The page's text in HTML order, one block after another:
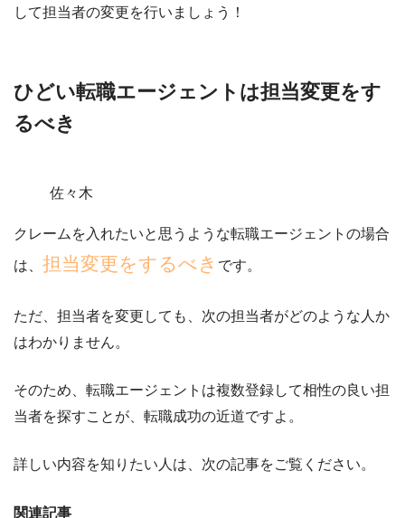
して担当者の変更を行いましょう ！
ひどい転職エージェントは担当変更をす
るべき
佐々木
クレームを入れたいと思うような転職エージェントの場合
は、 担当変更をするべき です。
ただ、担当者を変更しても、次の担当者がどのような人か
はわかりません。
そのため、転職エージェントは複数登録して相性の良い担
当者を探すこと が、転職成功の近道ですよ。
詳しい内容を知りたい人は、次の記事をご覧ください。
関連記事